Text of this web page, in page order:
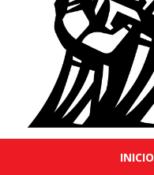
INICIO